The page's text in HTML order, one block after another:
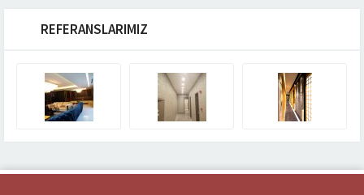
REFERANSLARIMIZ